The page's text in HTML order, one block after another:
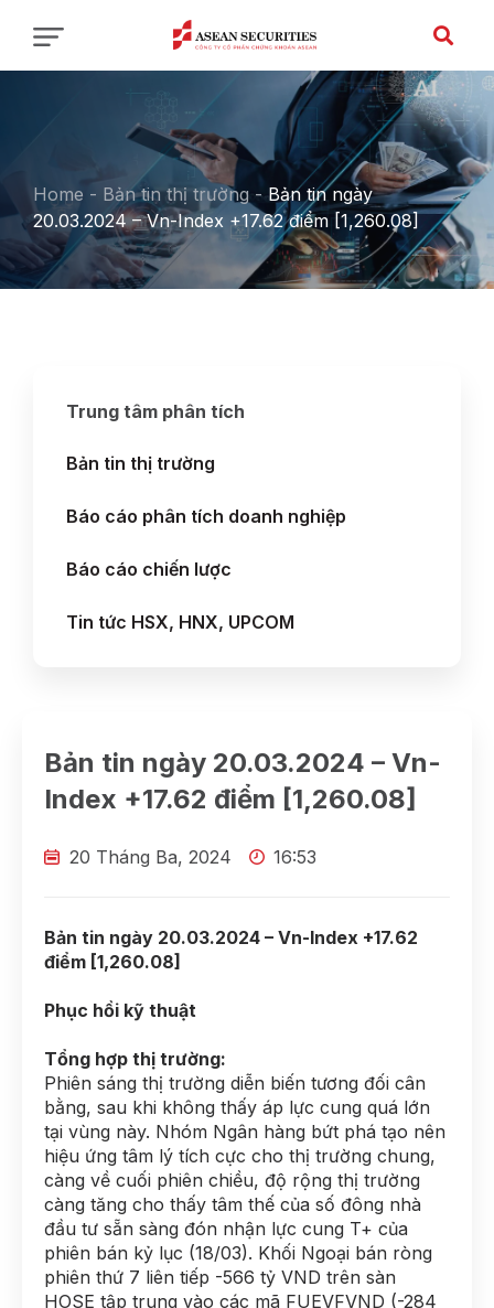
Home - Bản tin thị trường -Bản tin ngày
20.03.2024 – Vn-Index +17.62 điểm [1,260.08]
Trung tâm phân tích
Bản tin thị trường
Báo cáo phân tích doanh nghiệp
Báo cáo chiến lược
Tin tức HSX, HNX, UPCOM
Bản tin ngày 20.03.2024 – Vn-
Index +17.62 điểm [1,260.08]
20 Tháng Ba, 2024 16:53
Bản tin ngày 20.03.2024 – Vn-Index +17.62
điểm [1,260.08]
Phục hồi kỹ thuật
Tổng hợp thị trường:
Phiên sáng thị trường diễn biến tương đối cân
bằng, sau khi không thấy áp lực cung quá lớn
tại vùng này. Nhóm Ngân hàng bứt phá tạo nên
hiệu ứng tâm lý tích cực cho thị trường chung,
càng về cuối phiên chiều, độ rộng thị trường
càng tăng cho thấy tâm thế của số đông nhà
đầu tư sẵn sàng đón nhận lực cung T+ của
phiên bán kỷ lục (18/03). Khối Ngoại bán ròng
phiên thứ 7 liên tiếp -566 tỷ VND trên sàn
HOSE tập trung vào các mã FUEVFVND (-284